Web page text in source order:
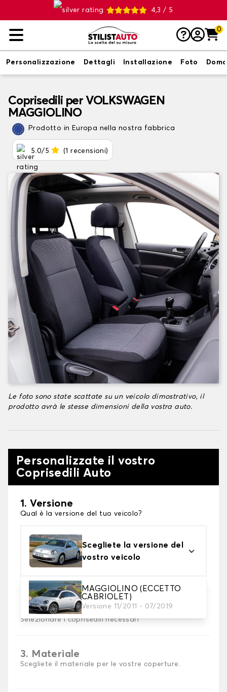
4,3 / 5
0
Personalizzazione Dettagli Installazione Foto
Coprisedili per VOLKSWAGEN
MAGGIOLINO
Prodotto in Europa nella nostra fabbrica
5.0/5 (1 recensioni)
Le foto sono state scattate su un veicolo dimostrativo, il
prodotto avrà le stesse dimensioni della vostra auto.
Personalizzate il vostro
Coprisedili Auto
1. Versione
Qual è la versione del tuo veicolo?
Scegliete la versione del
vostro veicolo
MAGGIOLINO (ECCETTO
CABRIOLET)
Versione 11/2011 - 07/2019
2. Set di coperture
Selezionare i coprisedili necessari
3. Materiale
Scegliete il materiale per le vostre coperture.